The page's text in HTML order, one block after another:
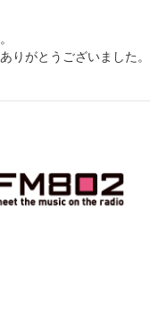
りがとうございました。